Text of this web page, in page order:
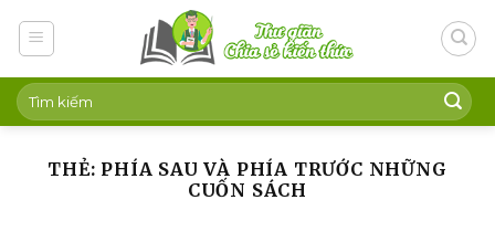
THẺ: PHÍA SAU VÀ PHÍA TRƯỚC NHỮNG
CUỐN SÁCH